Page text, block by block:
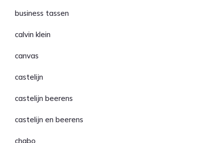
business tassen
calvin klein
canvas
castelijn
castelijn beerens
castelijn en beerens
chabo